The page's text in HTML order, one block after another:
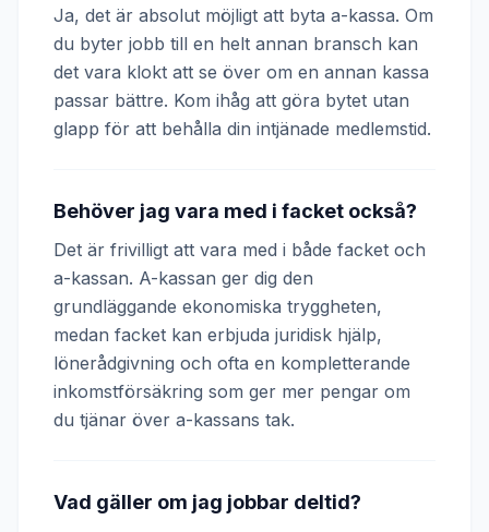
Ja, det är absolut möjligt att byta a-kassa. Om
du byter jobb till en helt annan bransch kan
det vara klokt att se över om en annan kassa
passar bättre. Kom ihåg att göra bytet utan
glapp för att behålla din intjänade medlemstid.
Behöver jag vara med i facket också?
Det är frivilligt att vara med i både facket och
a-kassan. A-kassan ger dig den
grundläggande ekonomiska tryggheten,
medan facket kan erbjuda juridisk hjälp,
lönerådgivning och ofta en kompletterande
inkomstförsäkring som ger mer pengar om
du tjänar över a-kassans tak.
Vad gäller om jag jobbar deltid?